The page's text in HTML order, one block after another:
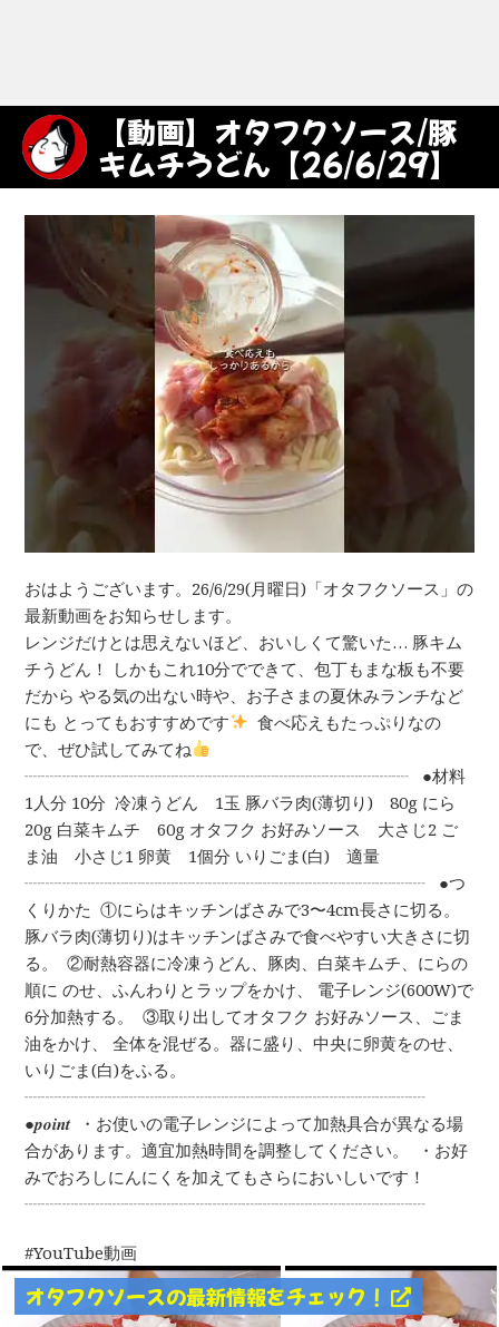
【動画】オタフクソース/豚
キムチうどん【26/6/29】
おはようございます。26/6/29(月曜日)「オタフクソース」の
最新動画をお知らせします。
レンジだけとは思えないほど、おいしくて驚いた… 豚キム
チうどん！ しかもこれ10分でできて、包丁もまな板も不要
だから やる気の出ない時や、お子さまの夏休みランチなど
にも とってもおすすめです
⁡ 食べ応えもたっぷりなの
で、ぜひ試してみてね
┈┈┈┈┈┈┈┈┈┈┈┈┈┈┈┈┈┈┈┈┈┈┈ ⁡ ⁡ ●材料
1人分 10分 ⁡ 冷凍うどん 1玉 豚バラ肉(薄切り) 80g にら
20g 白菜キムチ 60g オタフク お好みソース 大さじ2 ご
ま油 小さじ1 卵黄 1個分 いりごま(白) 適量 ⁡
┈┈┈┈┈┈┈┈┈┈┈┈┈┈┈┈┈┈┈┈┈┈┈┈ ⁡ ⁡ ●つ
くりかた ⁡ ①にらはキッチンばさみで3〜4cm長さに切る。
豚バラ肉(薄切り)はキッチンばさみで食べやすい大きさに切
る。 ⁡ ②耐熱容器に冷凍うどん、豚肉、白菜キムチ、にらの
順に のせ、ふんわりとラップをかけ、 電子レンジ(600W)で
6分加熱する。 ⁡ ③取り出してオタフク お好みソース、ごま
油をかけ、 全体を混ぜる。器に盛り、中央に卵黄をのせ、
いりごま(白)をふる。 ⁡ ⁡
┈┈┈┈┈┈┈┈┈┈┈┈┈┈┈┈┈┈┈┈┈┈┈┈ ⁡ ⁡
●𝒑𝒐𝒊𝒏𝒕 ⁡ ・お使いの電子レンジによって加熱具合が異なる場
合があります。適宜加熱時間を調整してください。 ⁡ ・お好
みでおろしにんにくを加えてもさらにおいしいです！ ⁡ ⁡
┈┈┈┈┈┈┈┈┈┈┈┈┈┈┈┈┈┈┈┈┈┈┈┈ ⁡
YouTube動画
オタフクソースの最新情報をチェック！